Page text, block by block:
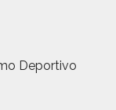
Deportivo